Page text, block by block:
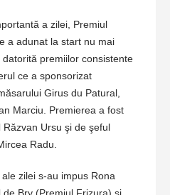
a zilei, Premiul
a adunat la start nu mai
premiilor consistente
ce a sponsorizat
Girus du Patural,
Marciu. Premierea a fost
Ursu şi de şeful
Radu.
zilei s-au impus Rona